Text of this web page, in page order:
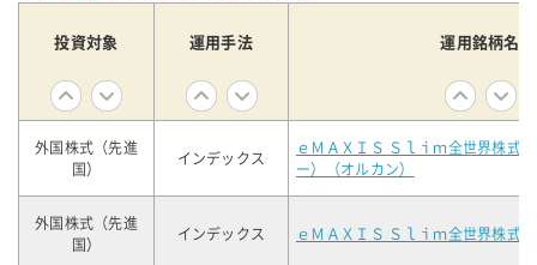
投資対象 運用手法 運用銘柄名
外国株式（先進
国）
インデックス
ｅＭＡＸＩＳ Ｓｌｉｍ全世界株式
ー）（オルカン）
外国株式（先進
国）
インデックス ｅＭＡＸＩＳ Ｓｌｉｍ全世界株式